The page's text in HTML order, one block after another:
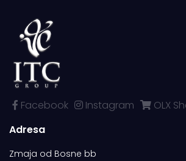
Facebook Instagram
OLX
Adresa
Zmaja od Bosne bb